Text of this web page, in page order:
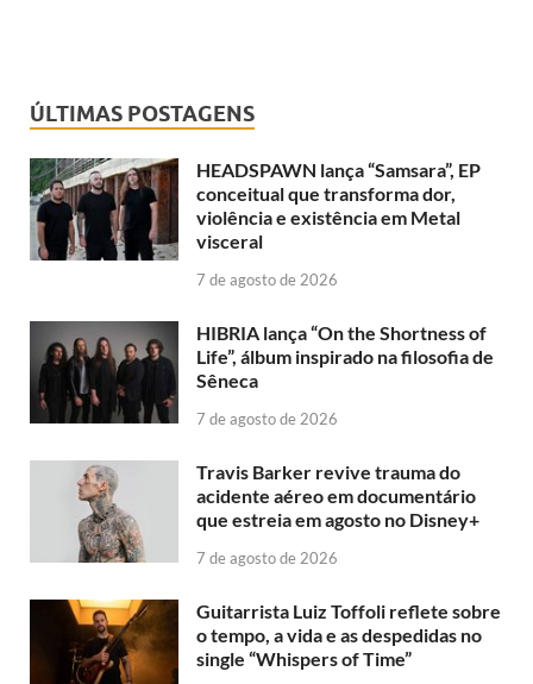
ÚLTIMAS POSTAGENS
HEADSPAWN lança “Samsara”, EP
conceitual que transforma dor,
violência e existência em Metal
visceral
7 de agosto de 2026
HIBRIA lança “On the Shortness of
Life”, álbum inspirado na filosofia de
Sêneca
7 de agosto de 2026
Travis Barker revive trauma do
acidente aéreo em documentário
que estreia em agosto no Disney+
7 de agosto de 2026
Guitarrista Luiz Toffoli reflete sobre
o tempo, a vida e as despedidas no
single “Whispers of Time”